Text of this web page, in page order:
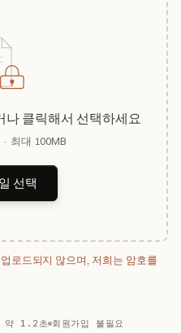
나 클릭해서 선택하세요
최대 100MB
선택
로드되지 않으며, 저희는 암호를
약 1.2초 회원가입 불필요